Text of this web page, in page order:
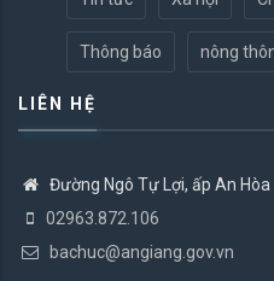
Thông báo nông
LIÊN HỆ
Đường Ngô Tự Lợi, ấp An
02963.872.106
bachuc@angiang.gov.vn